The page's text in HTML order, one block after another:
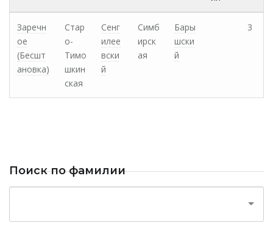
Заречн
ое
(Бесшт
ановка)
Стар
о-
Тимо
шкин
ская
Сенг
илее
вски
й
Симб
ирск
ая
Бары
шски
й
3
Поиск по фамилии